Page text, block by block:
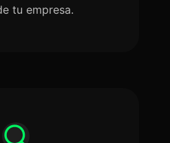
tu empresa.